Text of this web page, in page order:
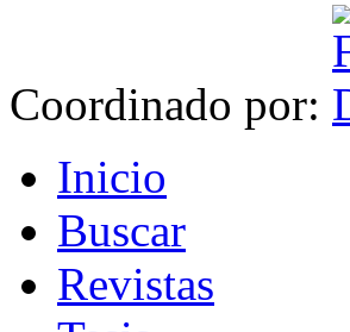
Coordinado por:
Inicio
Buscar
Revistas